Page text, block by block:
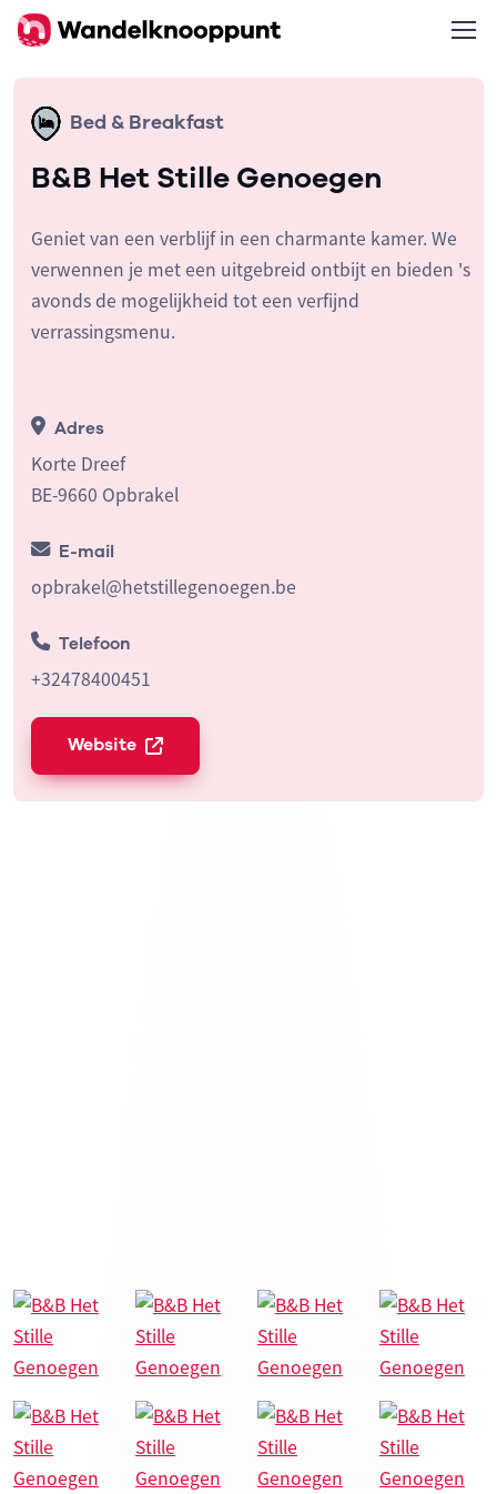
Bed & Breakfast
B&B Het Stille Genoegen
Geniet van een verblijf in een charmante kamer. We
verwennen je met een uitgebreid ontbijt en bieden 's
avonds de mogelijkheid tot een verfijnd
verrassingsmenu.
Adres
Korte Dreef
BE-9660 Opbrakel
E-mail
opbrakel@hetstillegenoegen.be
Telefoon
+32478400451
Website